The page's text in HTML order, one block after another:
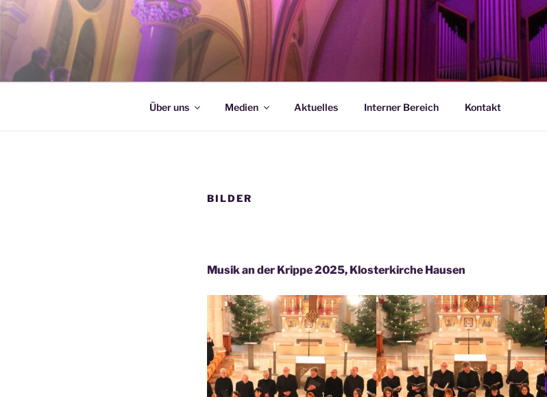
Zum
Inhalt
Über uns Medien Aktuelles Interner Bereich Kontakt
BILDER
Musik an der Krippe 2025, Klosterkirche Hausen